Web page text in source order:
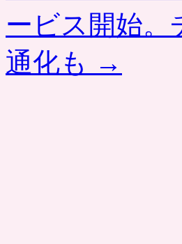
ービス開始
通化も →